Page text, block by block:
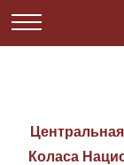
Коласа